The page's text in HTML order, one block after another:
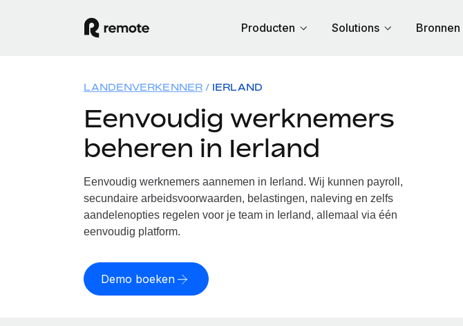
Producten Solutions Bronnen
LANDENVERKENNER IERLAND
Eenvoudig werknemers
beheren in Ierland
Eenvoudig werknemers aannemen in Ierland. Wij kunnen payroll,
secundaire arbeidsvoorwaarden, belastingen, naleving en zelfs
aandelenopties regelen voor je team in Ierland, allemaal via één
eenvoudig platform.
Demo boeken